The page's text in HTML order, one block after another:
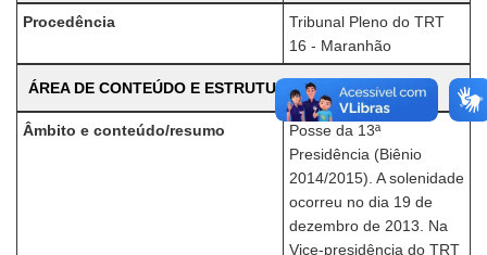
Procedência
Tribunal Pleno do TRT
16 - Maranhão
ÁREA DE CONTEÚDO E ESTRUTURA
Âmbito e conteúdo/resumo
Posse da 13ª
Presidência (Biênio
2014/2015). A solenidade
ocorreu no dia 19 de
dezembro de 2013. Na
Vice-presidência do TRT